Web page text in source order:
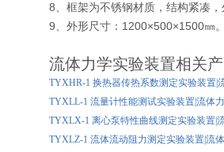
8、框架为不锈钢材质，结构紧凑
9、外形尺寸：1200×500×1500㎜。
流体力学实验装置相关产
TYXHR-1 换热器传热系数测定实验装置|
TYXLL-1 流量计性能测试实验装置|流体
TYXLX-1 离心泵特性曲线测定实验装置|
TYXLZ-1 流体流动阻力测定实验装置|流